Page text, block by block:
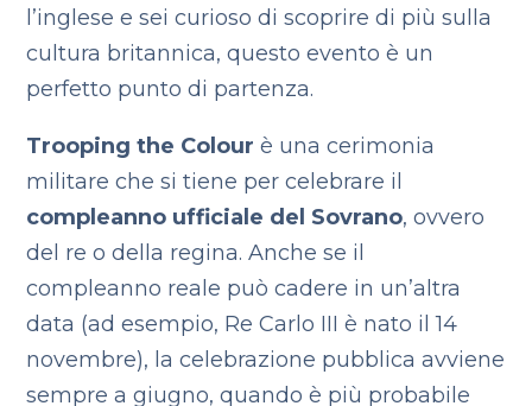
l’inglese e sei curioso di scoprire di più sulla
cultura britannica, questo evento è un
perfetto punto di partenza.
Trooping the Colour è una cerimonia
militare che si tiene per celebrare il
compleanno ufficiale del Sovrano, ovvero
del re o della regina. Anche se il
compleanno reale può cadere in un’altra
data (ad esempio, Re Carlo III è nato il 14
novembre), la celebrazione pubblica avviene
sempre a giugno, quando è più probabile